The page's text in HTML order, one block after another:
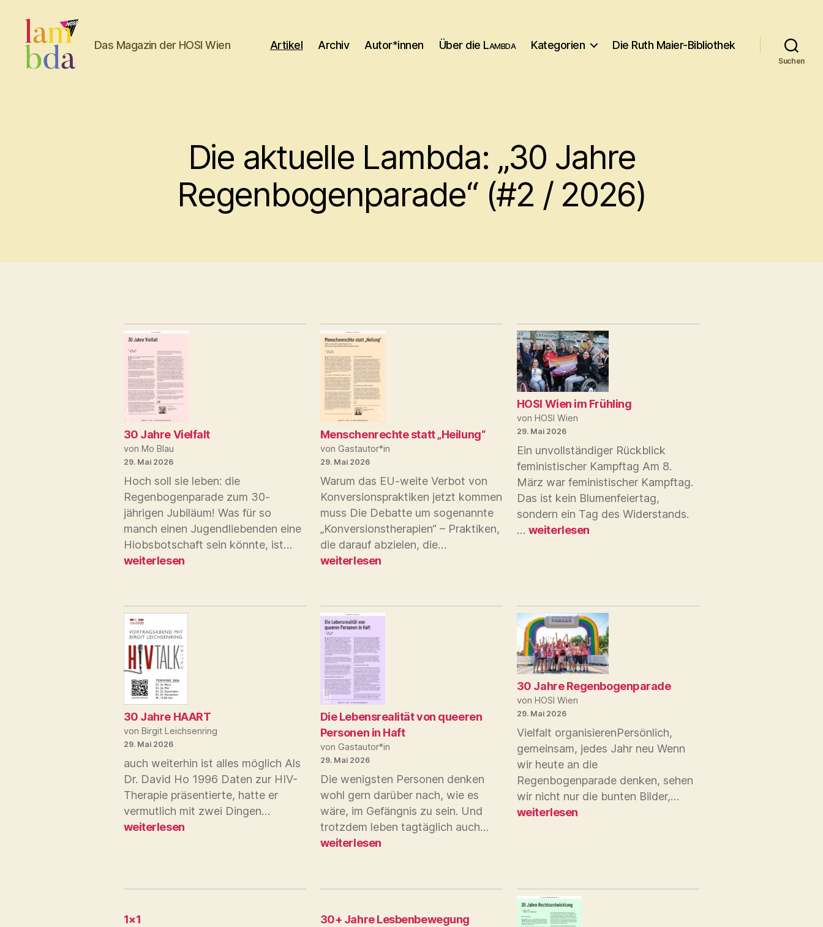
Das Magazin der HOSI Wien Artikel Archiv Autor*innen Über die Lambda Kategorien Die Ruth Maier-Bibliothek
Suchen
Die aktuelle Lambda: „30 Jahre
Regenbogenparade“ (#2 / 2026)
30 Jahre Vielfalt
von Mo Blau
29. Mai 2026
Hoch soll sie leben: die
Regenbogenparade zum 30-
jährigen Jubiläum! Was für so
manch einen Jugendliebenden eine
Hiobsbotschaft sein könnte, ist…
Jahre
weiterlesen
Menschenrechte statt „Heilung“
von Gastautor*in
29. Mai 2026
Warum das EU-weite Verbot von
Konversionspraktiken jetzt kommen
muss Die Debatte um sogenannte
„Konversionstherapien“ – Praktiken,
die darauf abzielen, die…
weiterlesen
HOSI Wien im Frühling
von HOSI Wien
29. Mai 2026
Ein unvollständiger Rückblick
feministischer Kampftag Am 8.
März war feministischer Kampftag.
Das ist kein Blumenfeiertag,
sondern ein Tag des Widerstands.
… HOSI
weiterlesen
30 Jahre HAART
von Birgit Leichsenring
29. Mai 2026
auch weiterhin ist alles möglich Als
Dr. David Ho 1996 Daten zur HIV-
Therapie präsentierte, hatte er
vermutlich mit zwei Dingen…
weiterlesen
Die Lebensrealität von queeren
Personen in Haft
von Gastautor*in
29. Mai 2026
Die wenigsten Personen denken
wohl gern darüber nach, wie es
wäre, im Gefängnis zu sein. Und
trotzdem leben tagtäglich auch…
in
weiterlesen
30 Jahre Regenbogenparade
von HOSI Wien
29. Mai 2026
Vielfalt organisierenPersönlich,
gemeinsam, jedes Jahr neu Wenn
wir heute an die
Regenbogenparade denken, sehen
wir nicht nur die bunten Bilder,…
weiterlesen
1×1 30+ Jahre Lesbenbewegung